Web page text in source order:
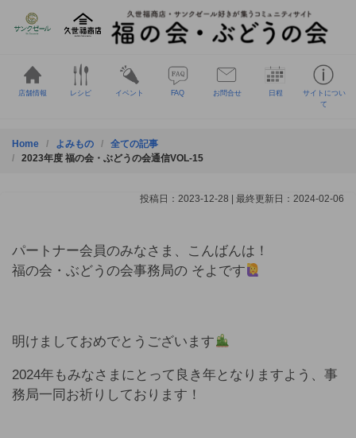
店舗情報 レシピ イベント FAQ お問合せ 日程
サイトについ
て
Home よみもの
全ての記事
2023年度 福の会・ぶどうの会通信VOL-15
投稿日：2023-12-28 | 最終更新日：2024-02-06
パートナー会員のみなさま、こんばんは！
福の会・ぶどうの会事務局の そよです
明けましておめでとうございます
2024年もみなさまにとって良き年となりますよう、事
務局一同お祈りしております！